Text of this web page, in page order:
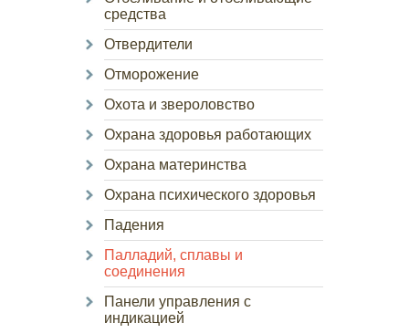
средства
Отвердители
Отморожение
Охота и звероловство
Охрана здоровья работающих
Охрана материнства
Охрана психического здоровья
Падения
Палладий, сплавы и
соединения
Панели управления с
индикацией